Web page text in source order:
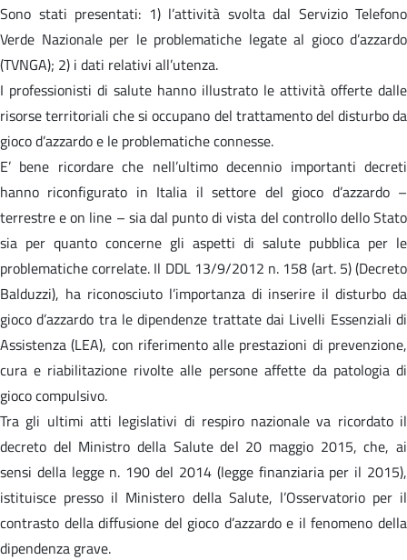
Sono stati presentati: 1) l’attività svolta dal Servizio Telefono
Verde Nazionale per le problematiche legate al gioco d’azzardo
(TVNGA); 2) i dati relativi all’utenza.
I professionisti di salute hanno illustrato le attività offerte dalle
risorse territoriali che si occupano del trattamento del disturbo da
gioco d’azzardo e le problematiche connesse.
E’ bene ricordare che nell’ultimo decennio importanti decreti
hanno riconfigurato in Italia il settore del gioco d’azzardo –
terrestre e on line – sia dal punto di vista del controllo dello Stato
sia per quanto concerne gli aspetti di salute pubblica per le
problematiche correlate. Il DDL 13/9/2012 n. 158 (art. 5) (Decreto
Balduzzi), ha riconosciuto l’importanza di inserire il disturbo da
gioco d’azzardo tra le dipendenze trattate dai Livelli Essenziali di
Assistenza (LEA), con riferimento alle prestazioni di prevenzione,
cura e riabilitazione rivolte alle persone affette da patologia di
gioco compulsivo.
Tra gli ultimi atti legislativi di respiro nazionale va ricordato il
decreto del Ministro della Salute del 20 maggio 2015, che, ai
sensi della legge n. 190 del 2014 (legge finanziaria per il 2015),
istituisce presso il Ministero della Salute, l’Osservatorio per il
contrasto della diffusione del gioco d’azzardo e il fenomeno della
dipendenza grave.